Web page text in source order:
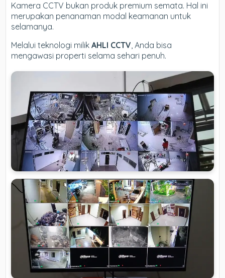
Kamera CCTV bukan produk premium semata. Hal ini
merupakan penanaman modal keamanan untuk
selamanya.
Melalui teknologi milikAHLI CCTV, Anda bisa
mengawasi properti selama sehari penuh.